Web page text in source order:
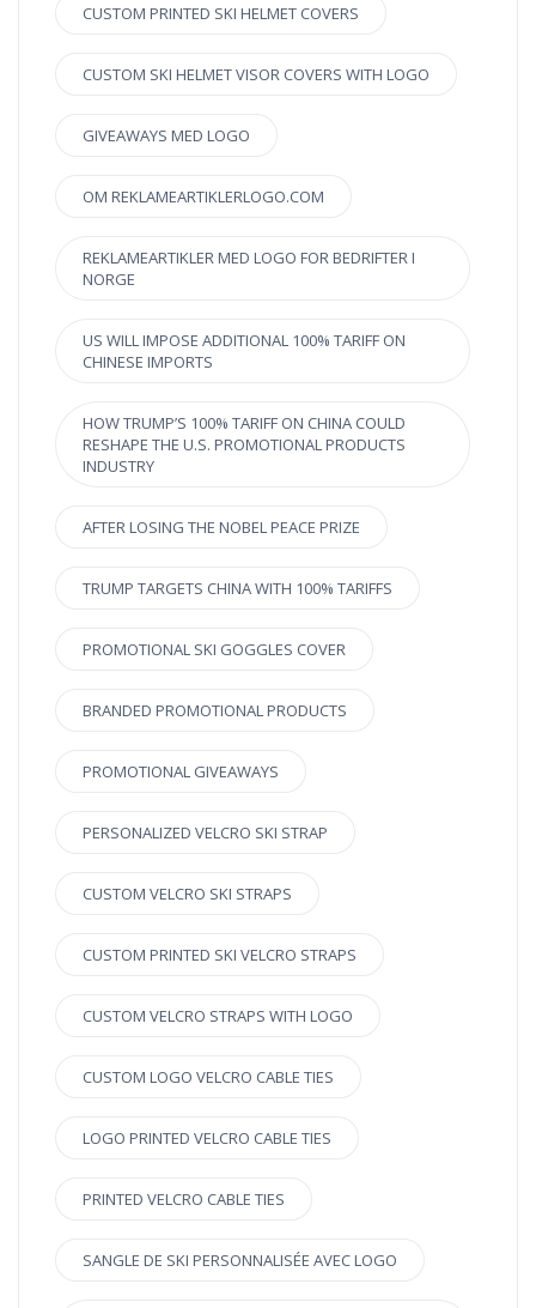
CUSTOM PRINTED SKI HELMET COVERS
CUSTOM SKI HELMET VISOR COVERS WITH LOGO
GIVEAWAYS MED LOGO
OM REKLAMEARTIKLERLOGO.COM
REKLAMEARTIKLER MED LOGO FOR BEDRIFTER I
NORGE
US WILL IMPOSE ADDITIONAL 100% TARIFF ON
CHINESE IMPORTS
HOW TRUMP’S 100% TARIFF ON CHINA COULD
RESHAPE THE U.S. PROMOTIONAL PRODUCTS
INDUSTRY
AFTER LOSING THE NOBEL PEACE PRIZE
TRUMP TARGETS CHINA WITH 100% TARIFFS
PROMOTIONAL SKI GOGGLES COVER
BRANDED PROMOTIONAL PRODUCTS
PROMOTIONAL GIVEAWAYS
PERSONALIZED VELCRO SKI STRAP
CUSTOM VELCRO SKI STRAPS
CUSTOM PRINTED SKI VELCRO STRAPS
CUSTOM VELCRO STRAPS WITH LOGO
CUSTOM LOGO VELCRO CABLE TIES
LOGO PRINTED VELCRO CABLE TIES
PRINTED VELCRO CABLE TIES
SANGLE DE SKI PERSONNALISÉE AVEC LOGO